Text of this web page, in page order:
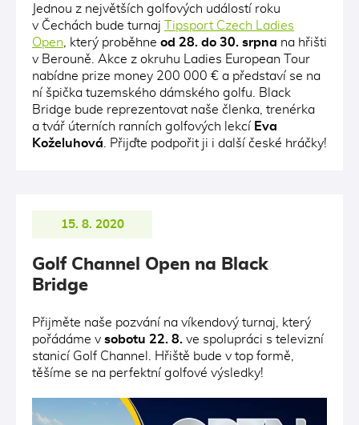
Jednou z největších golfových událostí roku
v Čechách bude turnaj
Tipsport Czech Ladies
Open , který proběhne od 28. do 30. srpna na hřišti
v Berouně. Akce z okruhu Ladies European Tour
nabídne prize money 200 000 € a představí se na
ní špička tuzemského dámského golfu. Black
Bridge bude reprezentovat naše členka, trenérka
a tvář úterních ranních golfových lekcí Eva
Koželuhová . Přijďte podpořit ji i další české hráčky!
15. 8. 2020
Golf Channel Open na Black
Bridge
Přijměte naše pozvání na víkendový turnaj, který
pořádáme v sobotu 22. 8. ve spolupráci s televizní
stanicí Golf Channel. Hřiště bude v top formě,
těšíme se na perfektní golfové výsledky!